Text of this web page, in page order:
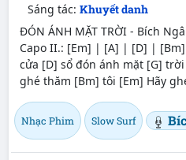
Sáng tác: Khuyết danh
ĐÓN ÁNH MẶT TRỜI - Bích
Capo II.: [Em] | [A] | [D] |
cửa [D] sổ đón ánh mặt [G]
ghé thăm [Bm] tôi [Em] Hãy
Nhạc Phim Slow Surf